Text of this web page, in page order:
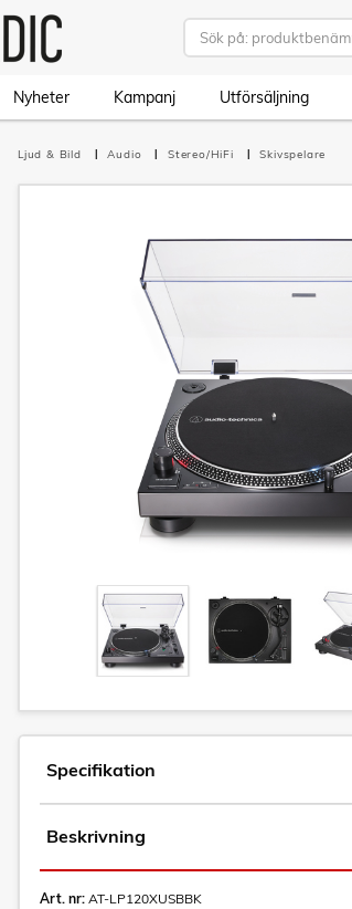
Nyheter Kampanj Utförsäljning
Ljud & Bild Audio Stereo/HiFi Skivspelare
Specifikation
Beskrivning
Art. nr: AT-LP120XUSBBK